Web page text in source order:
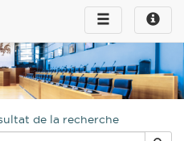
Toggle
infos
Toggle
navigation
de la recherche